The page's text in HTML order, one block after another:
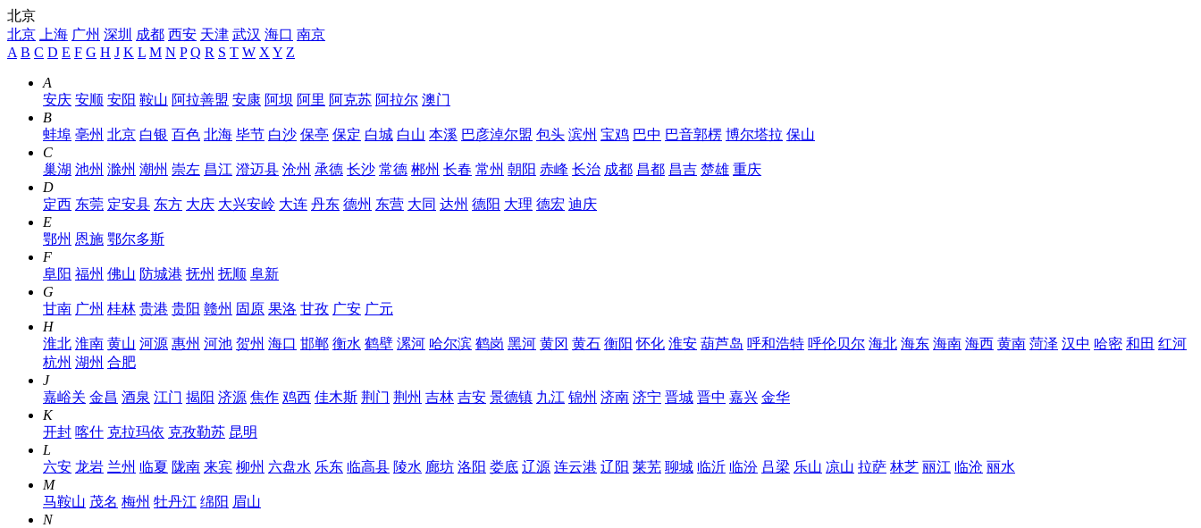
北京
北京
上海 广州 深圳 成都 西安 天津 武汉 海口 南京
A B C D E F G H J K L M N P Q R S T W X Y Z
A
安庆 安顺 安阳 鞍山 阿拉善盟 安康 阿坝 阿里 阿克苏 阿拉尔 澳门
B
蚌埠 亳州 北京 白银 百色 北海 毕节 白沙 保亭 保定 白城 白山 本溪 巴彦淖尔盟 包头 滨州 宝鸡 巴中 巴音郭楞 博尔塔拉 保山
C
巢湖 池州 滁州 潮州 崇左 昌江 澄迈县 沧州 承德 长沙 常德 郴州 长春 常州 朝阳 赤峰 长治 成都 昌都 昌吉 楚雄 重庆
D
定西 东莞 定安县 东方 大庆 大兴安岭 大连 丹东 德州 东营 大同 达州 德阳 大理 德宏 迪庆
E
鄂州 恩施 鄂尔多斯
F
阜阳 福州 佛山 防城港 抚州 抚顺 阜新
G
甘南 广州 桂林 贵港 贵阳 赣州 固原 果洛 甘孜 广安 广元
H
淮北 淮南 黄山 河源 惠州 河池 贺州 海口 邯郸 衡水 鹤壁 漯河 哈尔滨 鹤岗 黑河 黄冈 黄石 衡阳 怀化 淮安 葫芦岛 呼和浩特 呼伦贝尔 海北 海东 海南 海西 黄南 菏泽 汉中 哈密 和田 红河
杭州 湖州 合肥
J
嘉峪关 金昌 酒泉 江门 揭阳 济源 焦作 鸡西 佳木斯 荆门 荆州 吉林 吉安 景德镇 九江 锦州 济南 济宁 晋城 晋中 嘉兴 金华
K
开封 喀什 克拉玛依 克孜勒苏 昆明
L
六安 龙岩 兰州 临夏 陇南 来宾 柳州 六盘水 乐东 临高县 陵水 廊坊 洛阳 娄底 辽源 连云港 辽阳 莱芜 聊城 临沂 临汾 吕梁 乐山 凉山 拉萨 林芝 丽江 临沧 丽水
M
马鞍山 茂名 梅州 牡丹江 绵阳 眉山
N